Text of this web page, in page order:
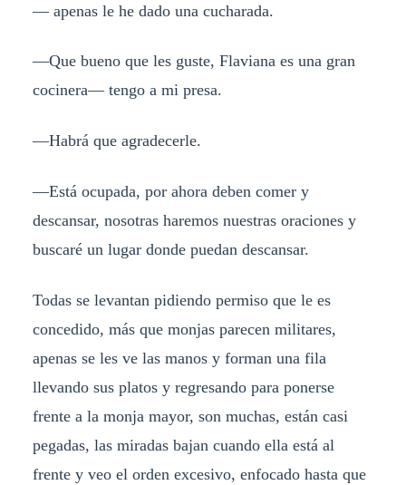
— apenas le he dado una cucharada.
—Que bueno que les guste, Flaviana es una gran
cocinera— tengo a mi presa.
—Habrá que agradecerle.
—Está ocupada, por ahora deben comer y
descansar, nosotras haremos nuestras oraciones y
buscaré un lugar donde puedan descansar.
Todas se levantan pidiendo permiso que le es
concedido, más que monjas parecen militares,
apenas se les ve las manos y forman una fila
llevando sus platos y regresando para ponerse
frente a la monja mayor, son muchas, están casi
pegadas, las miradas bajan cuando ella está al
frente y veo el orden excesivo, enfocado hasta que